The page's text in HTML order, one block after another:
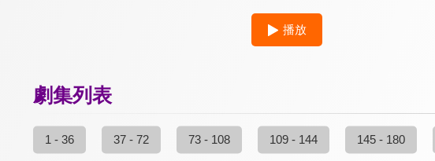
播放
劇集列表
1 - 36 37 - 72 73 - 108 109 - 144 145 - 180